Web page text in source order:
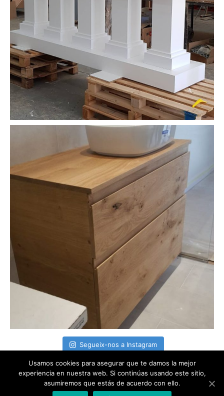
Segueix-nos a Instagram
Copyright © 2026Indústries Llerona 3| Desarrollado por
Tema
Usamos cookies para asegurar que te damos la mejor
experiencia en nuestra web. Si continúas usando este sitio,
asumiremos que estás de acuerdo con ello.